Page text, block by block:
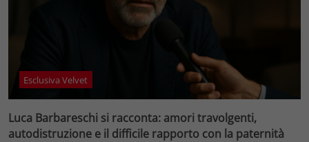
Esclusiva Velvet
Luca Barbareschi si racconta: amori travolgenti,
autodistruzione e il difficile rapporto con la paternità